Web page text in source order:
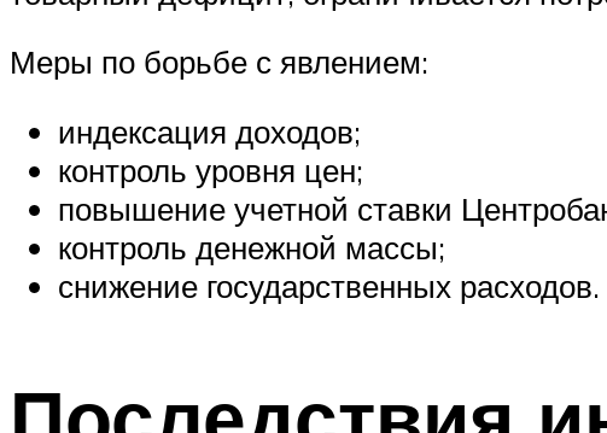
Меры по борьбе с явлением:
индексация доходов;
контроль уровня цен;
повышение учетной ставки
контроль денежной массы;
снижение государственных расходов.